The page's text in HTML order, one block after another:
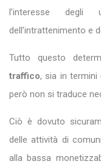
l’interesse
dell’intrattenimento e
Tutto questo
traffico, sia in termini
però non si traduce
Ciò è dovuto
delle attività di
alla bassa